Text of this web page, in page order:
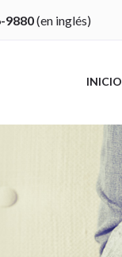
9880(en inglés)
INICIO